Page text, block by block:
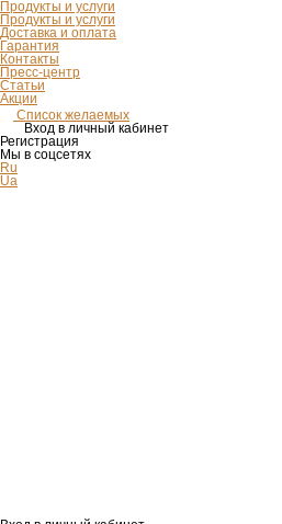
Продукты и услуги
Продукты и услуги
Доставка и оплата
Гарантия
Контакты
Пресс-центр
Статьи
Акции
Список желаемых
Вход в личный кабинет
Регистрация
Мы в соцсетях
Ru
Ua